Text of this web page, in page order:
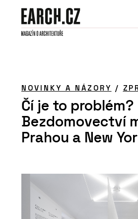
NOVINKY A NÁZORY /
Čí je to problém?
Bezdomovectví
Prahou a New